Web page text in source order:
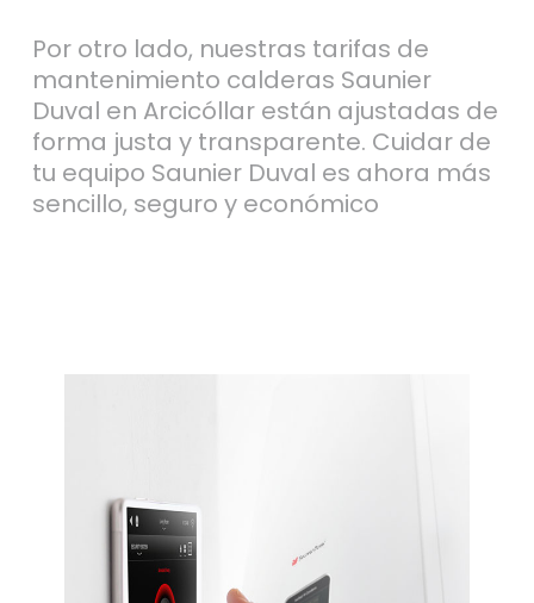
Por otro lado, nuestras tarifas de
mantenimiento calderas Saunier
Duval en Arcicóllar están ajustadas de
forma justa y transparente. Cuidar de
tu equipo Saunier Duval es ahora más
sencillo, seguro y económico